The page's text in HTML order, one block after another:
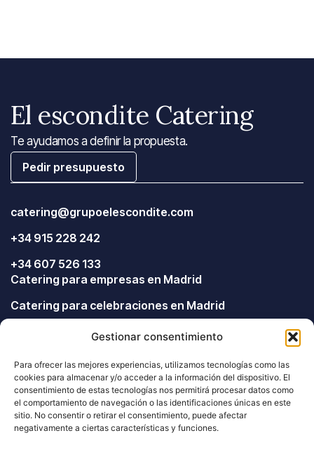
Gestionar consentimiento
Para ofrecer las mejores experiencias, utilizamos tecnologías como las
cookies para almacenar y/o acceder a la información del dispositivo. El
consentimiento de estas tecnologías nos permitirá procesar datos como
el comportamiento de navegación o las identificaciones únicas en este
sitio. No consentir o retirar el consentimiento, puede afectar
negativamente a ciertas características y funciones.
El escondite Catering
Te ayudamos a definir la propuesta.
Pedir presupuesto
catering@grupoelescondite.com
+34 915 228 242
+34 607 526 133
Catering para empresas en Madrid
Catering para celebraciones en Madrid
Catering para eventos en Madrid
Catering para bodas en Madrid
Menú para particulares y oficinas
Síguenos en RRSS